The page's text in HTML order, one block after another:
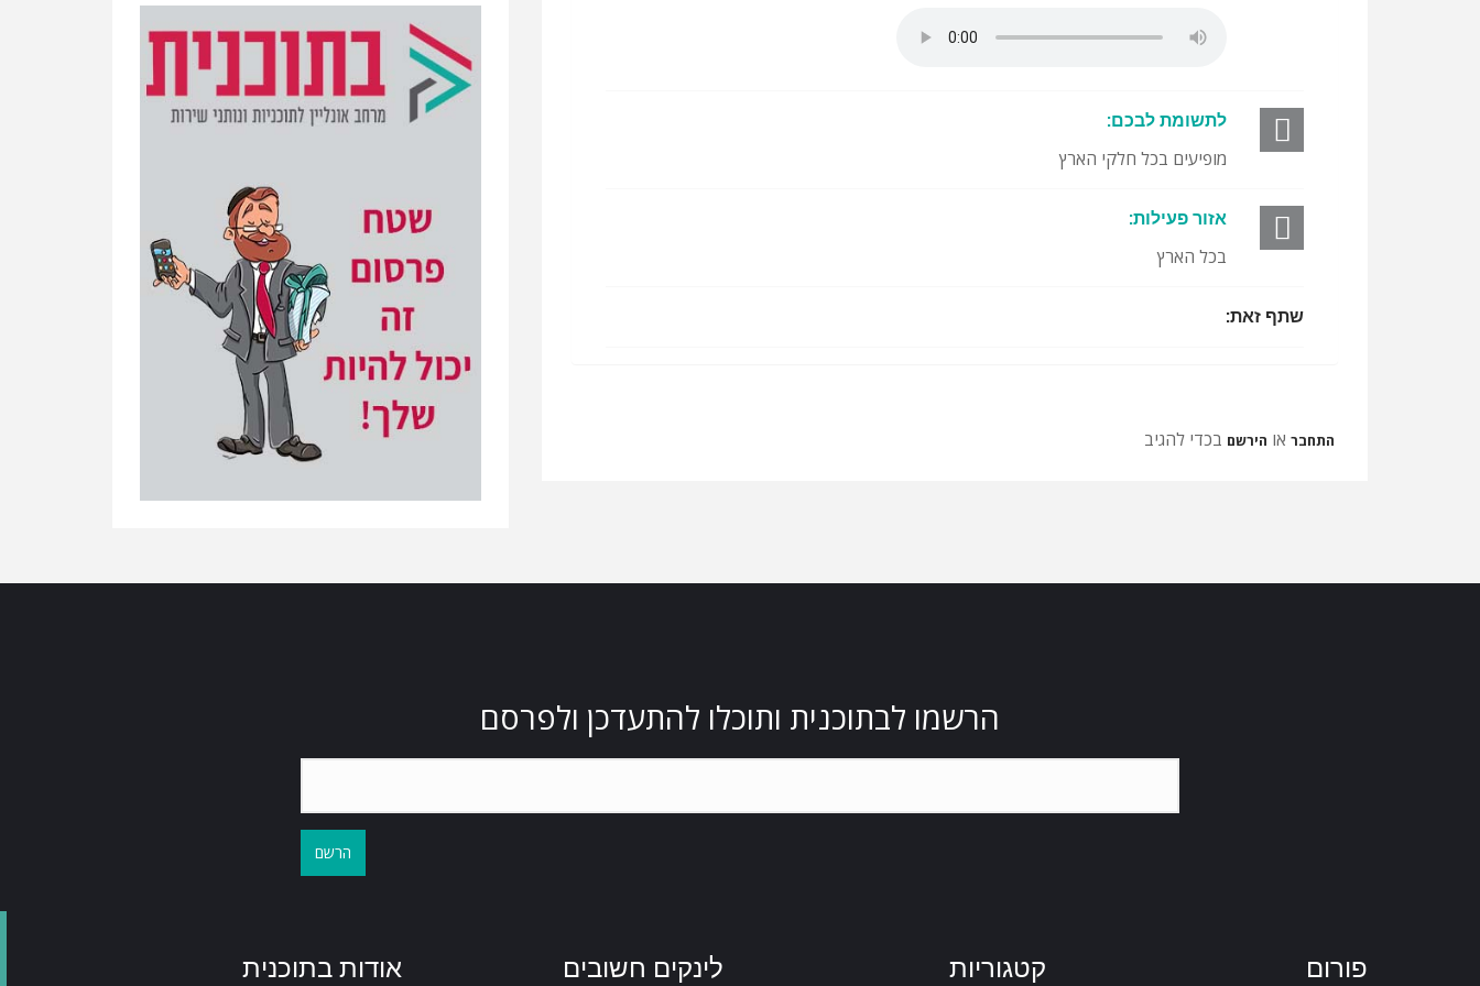
טעימות
חנוכה
תש''פ
לתשומת לבכם:
מופיעים בכל חלקי הארץ
אזור פעילות:
בכל הארץ
שתף זאת:
התחבר או הירשם בכדי להגיב
הרשמו לבתוכנית ותוכלו להתעדכן ולפרסם
הרשם
פורום קטגוריות לינקים חשובים אודות בתוכנית